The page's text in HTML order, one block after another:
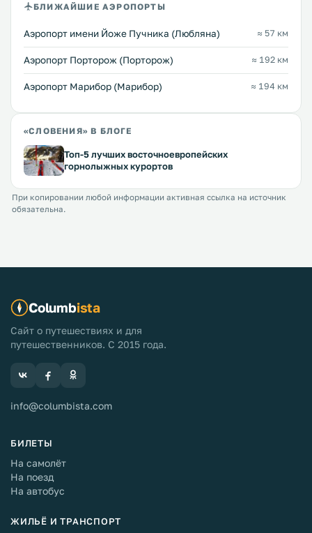
БЛИЖАЙШИЕ АЭРОПОРТЫ
Аэропорт имени Йоже Пучника (Любляна) ≈ 57 км
Аэропорт Порторож (Порторож) ≈ 192 км
Аэропорт Марибор (Марибор) ≈ 194 км
«СЛОВЕНИЯ» В БЛОГЕ
Топ-5 лучших восточноевропейских
горнолыжных курортов
При копировании любой информации активная ссылка на источник
обязательна.
Columbista
Сайт о путешествиях и для
путешественников. С 2015 года.
info@columbista.com
БИЛЕТЫ
На самолёт
На поезд
На автобус
ЖИЛЬЁ И ТРАНСПОРТ